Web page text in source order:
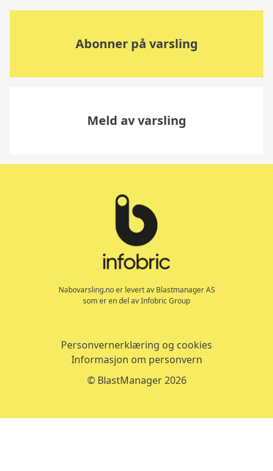
Abonner på varsling
Meld av varsling
Nabovarsling.no er levert av Blastmanager AS
som er en del av Infobric Group
Personvernerklæring og cookies
Informasjon om personvern
© BlastManager 2026